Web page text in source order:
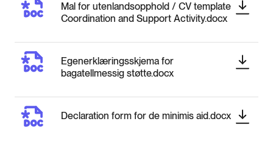
Mal for utenlandsopphold / CV template
Coordination and Support Activity.docx
Egenerklæringsskjema for
bagatellmessig støtte.docx
Declaration form for de minimis aid.docx